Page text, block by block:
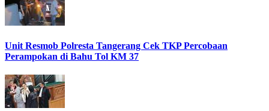
Unit Resmob Polresta Tangerang Cek TKP Percobaan
Perampokan di Bahu Tol KM 37